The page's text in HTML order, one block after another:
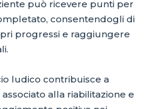
può ricevere punti per
consentendogli di
progressi e raggiungere
ludico contribuisce a
alla riabilitazione e